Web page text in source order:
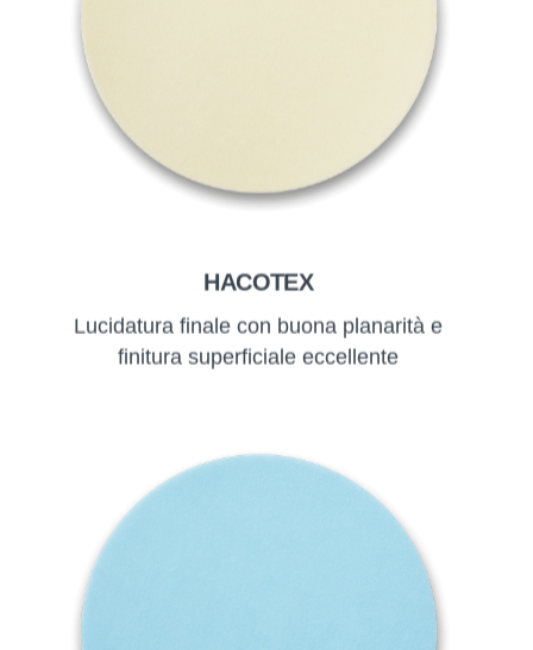
HACOTEX
Lucidatura finale con buona planarità e
finitura superficiale eccellente